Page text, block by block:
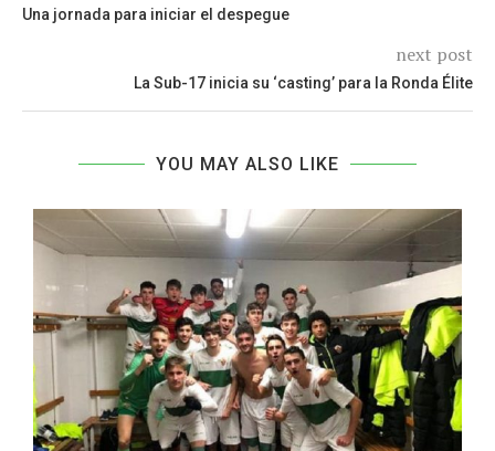
Una jornada para iniciar el despegue
next post
La Sub-17 inicia su ‘casting’ para la Ronda Élite
YOU MAY ALSO LIKE